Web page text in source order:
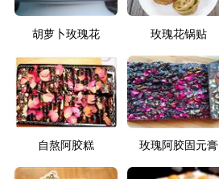
胡萝卜玫瑰花 玫瑰花锅贴
自熬阿胶糕 玫瑰阿胶固元膏